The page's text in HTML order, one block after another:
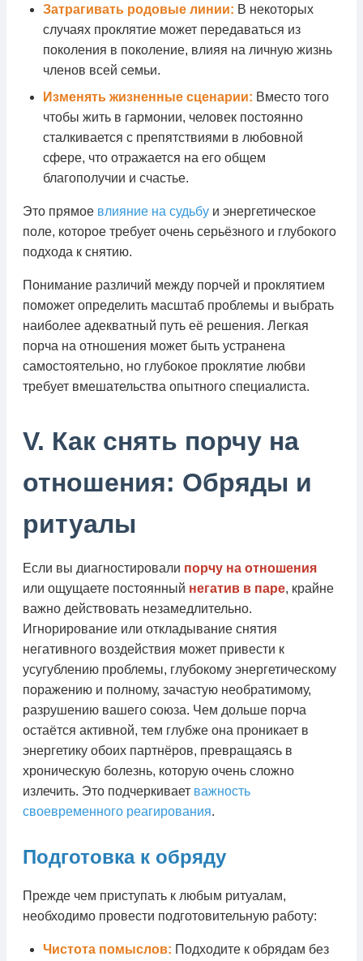
Затрагивать родовые линии: В некоторых
случаях проклятие может передаваться из
поколения в поколение, влияя на личную жизнь
членов всей семьи.
Изменять жизненные сценарии: Вместо того
чтобы жить в гармонии, человек постоянно
сталкивается с препятствиями в любовной
сфере, что отражается на его общем
благополучии и счастье.
Это прямое влияние на судьбу и энергетическое
поле, которое требует очень серьёзного и глубокого
подхода к снятию.
Понимание различий между порчей и проклятием
поможет определить масштаб проблемы и выбрать
наиболее адекватный путь её решения. Легкая
порча на отношения может быть устранена
самостоятельно, но глубокое проклятие любви
требует вмешательства опытного специалиста.
V. Как снять порчу на
отношения: Обряды и
ритуалы
Если вы диагностировали порчу на отношения
или ощущаете постоянный негатив в паре, крайне
важно действовать незамедлительно.
Игнорирование или откладывание снятия
негативного воздействия может привести к
усугублению проблемы, глубокому энергетическому
поражению и полному, зачастую необратимому,
разрушению вашего союза. Чем дольше порча
остаётся активной, тем глубже она проникает в
энергетику обоих партнёров, превращаясь в
хроническую болезнь, которую очень сложно
излечить. Это подчеркивает важность
своевременного реагирования.
Подготовка к обряду
Прежде чем приступать к любым ритуалам,
необходимо провести подготовительную работу:
Чистота помыслов: Подходите к обрядам без